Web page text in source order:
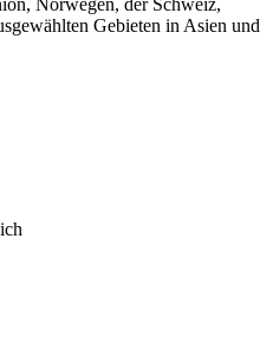
Gebieten in Asien und